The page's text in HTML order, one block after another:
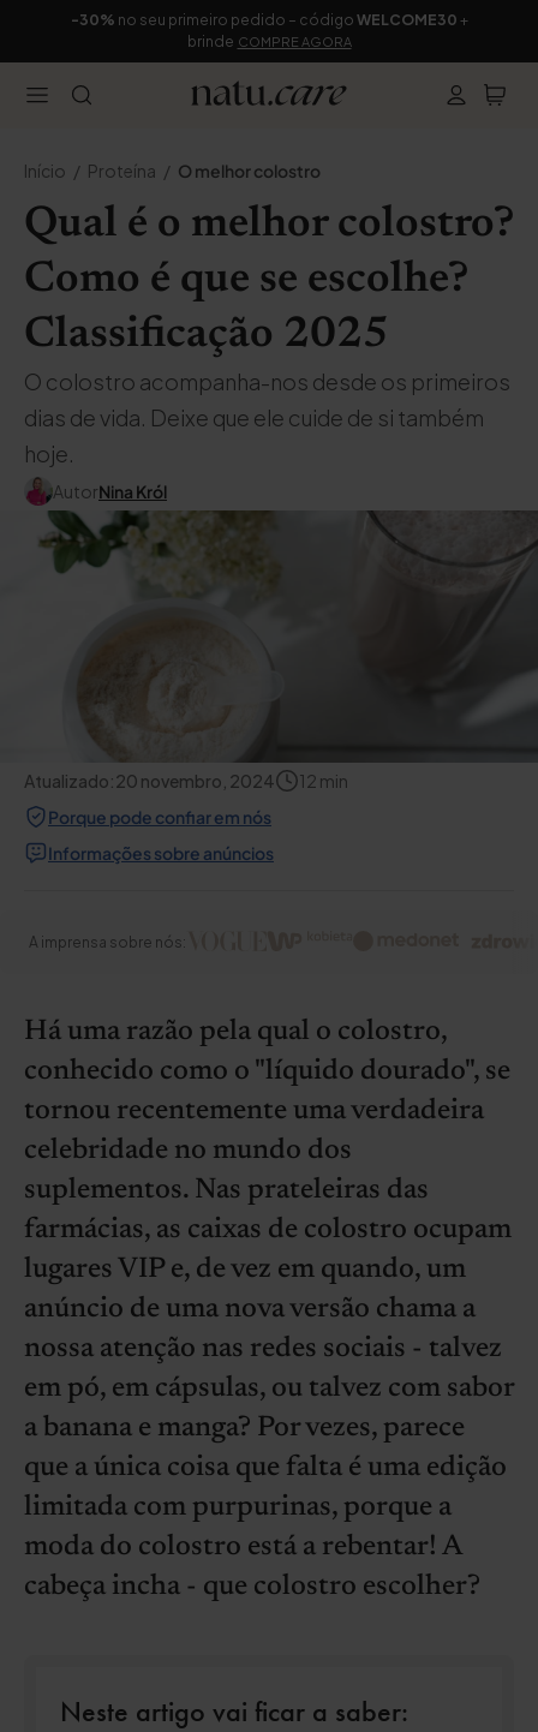
-30% no seu primeiro pedido – código WELCOME30 +
brinde COMPRE AGORA
Início Proteína O melhor colostro
Qual é o melhor colostro?
Como é que se escolhe?
Classificação 2025
O colostro acompanha-nos desde os primeiros
dias de vida. Deixe que ele cuide de si também
hoje.
AutorNina Król
Atualizado:20 novembro, 2024 12 min
Porque pode confiar em nós
Informações sobre anúncios
A imprensa sobre nós:
Há uma razão pela qual o colostro,
conhecido como o "líquido dourado", se
tornou recentemente uma verdadeira
celebridade no mundo dos
suplementos. Nas prateleiras das
farmácias, as caixas de colostro ocupam
lugares VIP e, de vez em quando, um
anúncio de uma nova versão chama a
nossa atenção nas redes sociais - talvez
em pó, em cápsulas, ou talvez com sabor
a banana e manga? Por vezes, parece
que a única coisa que falta é uma edição
limitada com purpurinas, porque a
moda do colostro está a rebentar! A
cabeça incha - que colostro escolher?
Neste artigo vai ficar a saber: